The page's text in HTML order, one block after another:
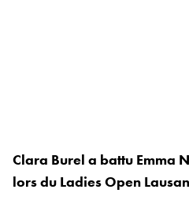
Clara Burel a battu Emma
lors du Ladies Open